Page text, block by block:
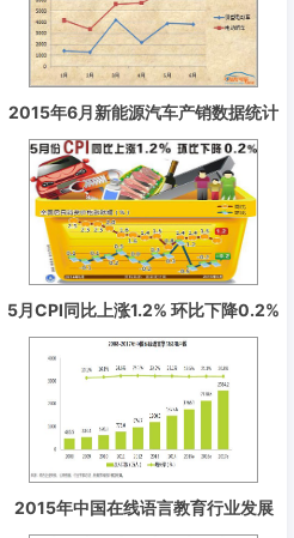
2015年6月新能源汽车产销数据统计
分析
5月CPI同比上涨1.2% 环比下降0.2%
2015年中国在线语言教育行业发展